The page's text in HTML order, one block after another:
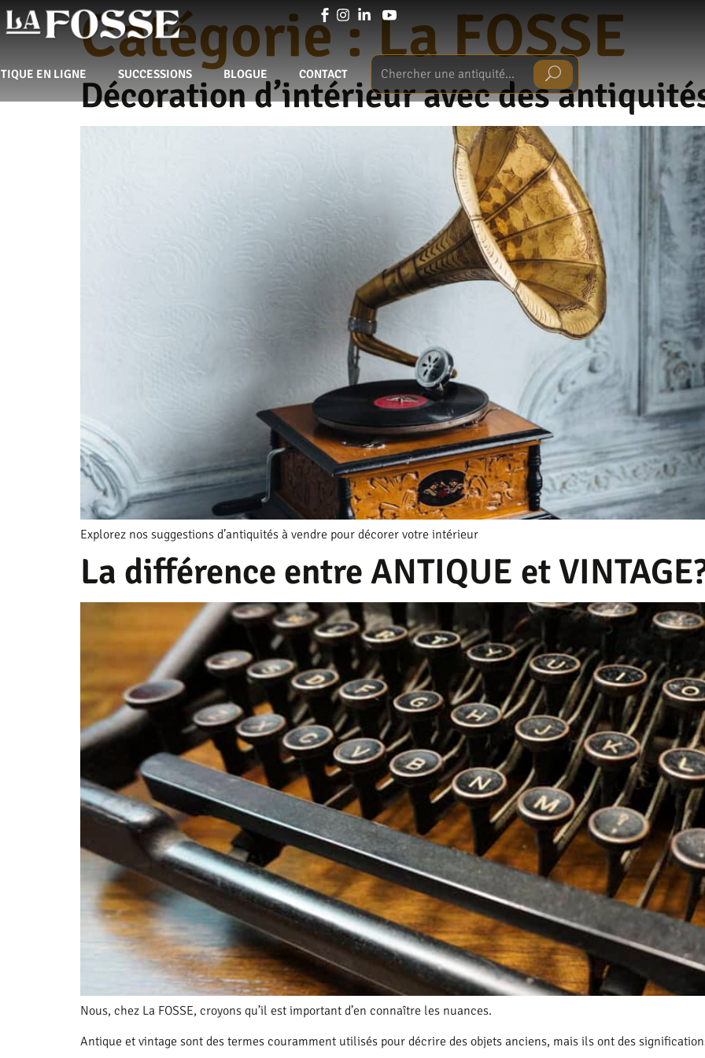
EN LIGNE SUCCESSIONS BLOGUE CONTACT
Catégorie :La FOSSE
Décoration d’intérieur avec des
Explorez nos suggestions d’antiquités à vendre pour décorer votre intérieur
La différence entre ANTIQUE et
Nous, chez La FOSSE, croyons qu’il est important d’en connaître les nuances.
Antique et vintage sont des termes couramment utilisés pour décrire des objets anciens, mais ils ont des